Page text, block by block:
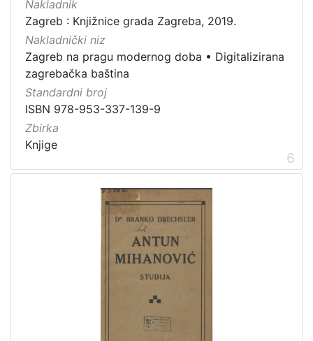
Nakladnik
Zagreb : Knjižnice grada Zagreba, 2019.
Nakladnički niz
Zagreb na pragu modernog doba • Digitalizirana
zagrebačka baština
Standardni broj
ISBN 978-953-337-139-9
Zbirka
Knjige
6